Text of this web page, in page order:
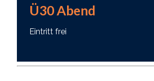
Ü30 Abend
Eintritt frei